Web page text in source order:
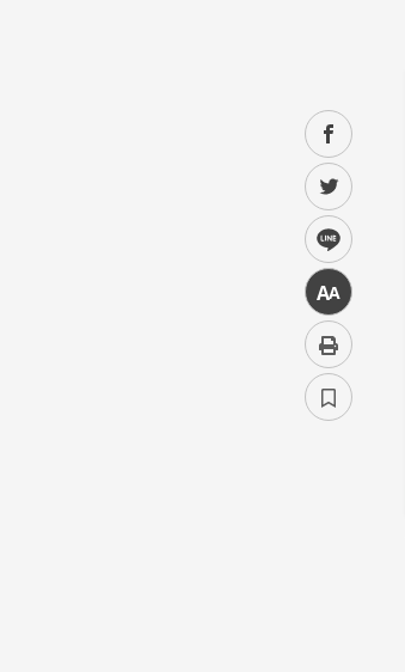
facebook
twitter
line
中